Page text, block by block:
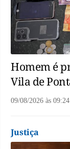
Homem é
Vila de
09/08/2026 às 09:24
Justiça